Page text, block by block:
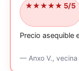
★★★★★ 5/5
Precio asequible
—Anxo V., vecina